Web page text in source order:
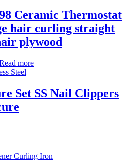
Ceramic Thermostat
hair curling straight
plywood
Current
1,450.00৳ .
Read more
Set SS Nail Clippers